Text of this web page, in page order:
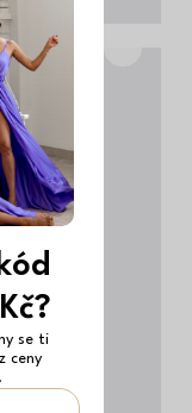
se ti
ceny